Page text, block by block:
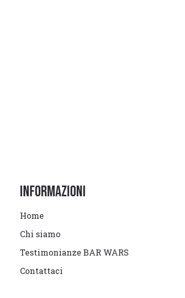
Informazioni
Home
Chi siamo
Testimonianze BAR WARS
Contattaci